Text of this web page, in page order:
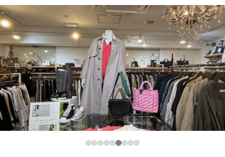
2020(353)
2019(140)
2018(191)
2017(161)